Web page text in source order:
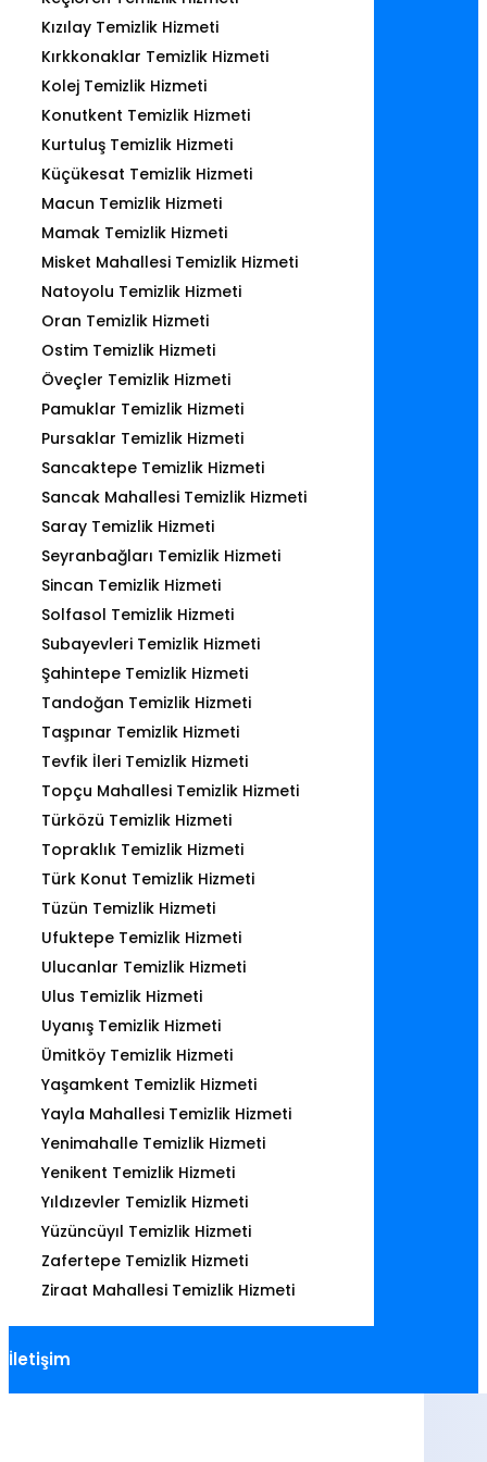
Kızılay Temizlik Hizmeti
Kırkkonaklar Temizlik Hizmeti
Kolej Temizlik Hizmeti
Konutkent Temizlik Hizmeti
Kurtuluş Temizlik Hizmeti
Küçükesat Temizlik Hizmeti
Macun Temizlik Hizmeti
Mamak Temizlik Hizmeti
Misket Mahallesi Temizlik Hizmeti
Natoyolu Temizlik Hizmeti
Oran Temizlik Hizmeti
Ostim Temizlik Hizmeti
Öveçler Temizlik Hizmeti
Pamuklar Temizlik Hizmeti
Pursaklar Temizlik Hizmeti
Sancaktepe Temizlik Hizmeti
Sancak Mahallesi Temizlik Hizmeti
Saray Temizlik Hizmeti
Seyranbağları Temizlik Hizmeti
Sincan Temizlik Hizmeti
Solfasol Temizlik Hizmeti
Subayevleri Temizlik Hizmeti
Şahintepe Temizlik Hizmeti
Tandoğan Temizlik Hizmeti
Taşpınar Temizlik Hizmeti
Tevfik İleri Temizlik Hizmeti
Topçu Mahallesi Temizlik Hizmeti
Türközü Temizlik Hizmeti
Topraklık Temizlik Hizmeti
Türk Konut Temizlik Hizmeti
Tüzün Temizlik Hizmeti
Ufuktepe Temizlik Hizmeti
Ulucanlar Temizlik Hizmeti
Ulus Temizlik Hizmeti
Uyanış Temizlik Hizmeti
Ümitköy Temizlik Hizmeti
Yaşamkent Temizlik Hizmeti
Yayla Mahallesi Temizlik Hizmeti
Yenimahalle Temizlik Hizmeti
Yenikent Temizlik Hizmeti
Yıldızevler Temizlik Hizmeti
Yüzüncüyıl Temizlik Hizmeti
Zafertepe Temizlik Hizmeti
Ziraat Mahallesi Temizlik Hizmeti
İletişim